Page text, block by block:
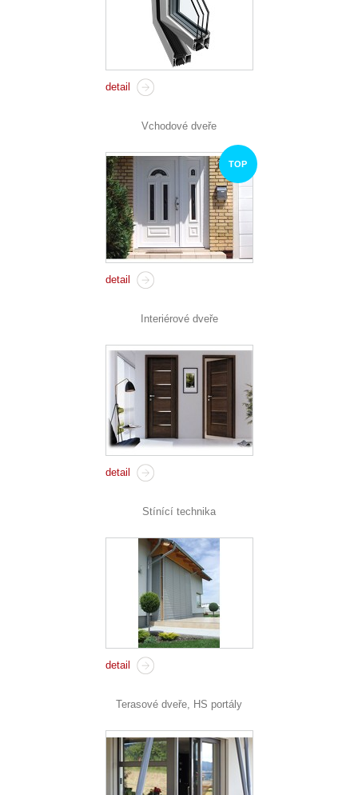
detail
Vchodové dveře
TOP
detail
Interiérové dveře
detail
Stínící technika
detail
Terasové dveře, HS portály